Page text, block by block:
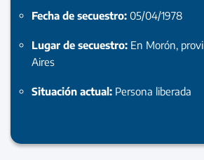
Fecha de secuestro: 05/04/1978
Lugar de secuestro: En Morón,
Aires
Situación actual: Persona liberada